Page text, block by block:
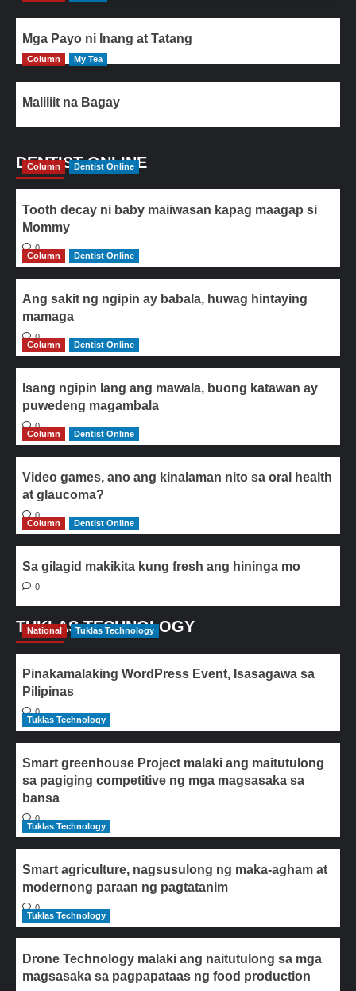
Mga Payo ni Inang at Tatang
Column My Tea
Maliliit na Bagay
DENTIST ONLINE
Column Dentist Online
Tooth decay ni baby maiiwasan kapag maagap si
Mommy
0
Column
Dentist Online
Ang sakit ng ngipin ay babala, huwag hintaying
mamaga
0
Column
Dentist Online
Isang ngipin lang ang mawala, buong katawan ay
puwedeng magambala
0
Column
Dentist Online
Video games, ano ang kinalaman nito sa oral health
at glaucoma?
0
Column
Dentist Online
Sa gilagid makikita kung fresh ang hininga mo
0
TUKLAS TECHNOLOGY
National Tuklas Technology
Pinakamalaking WordPress Event, Isasagawa sa
Pilipinas
0
Tuklas Technology
Smart greenhouse Project malaki ang maitutulong
sa pagiging competitive ng mga magsasaka sa
bansa
0
Tuklas Technology
Smart agriculture, nagsusulong ng maka-agham at
modernong paraan ng pagtatanim
0
Tuklas Technology
Drone Technology malaki ang naitutulong sa mga
magsasaka sa pagpapataas ng food production